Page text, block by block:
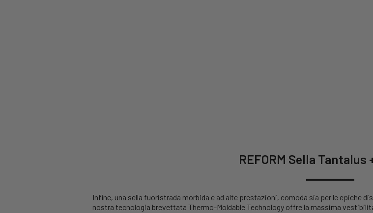
REFORM Sella Tantalus
Infine, una sella fuoristrada morbida e ad alte prestazioni, comoda sia per le epiche
nostra tecnologia brevettata Thermo-Moldable Technology offre la massima